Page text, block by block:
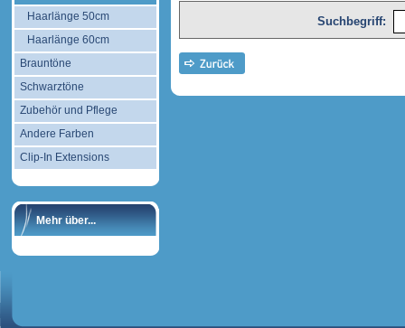
Haarlänge 50cm
Haarlänge 60cm
Brauntöne
Schwarztöne
Zubehör und Pflege
Andere Farben
Clip-In Extensions
Mehr über...
Suchbegriff: